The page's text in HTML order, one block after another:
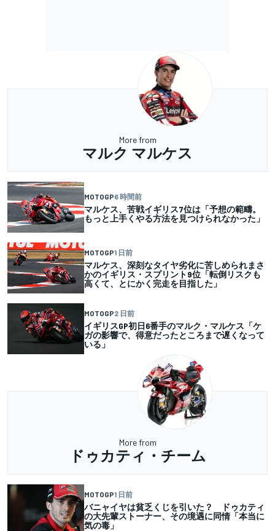
More from
マルク マルケス
MOTOGP6 時間前
マルケス、苦戦イギリス7位は「予想の範疇。
もっと上手くやる方法を見つけられなかった」
MOTOGP1 日前
マルケス、深刻なタイヤ劣化に苦しめられまさ
かのイギリス・スプリント9位「転倒リスクも
高くて、とにかく完走を目指した」
MOTOGP2 日前
イギリスGP初日6番手のマルク・マルケス「ケ
ガの影響で、得意だったところまで遅くなって
いる」
More from
ドゥカティ・チーム
MOTOGP1 日前
バニャイヤは貧乏くじを引いた？ ドゥカティ
の大先輩ストーナー、その境遇に同情「本当に
気の毒」